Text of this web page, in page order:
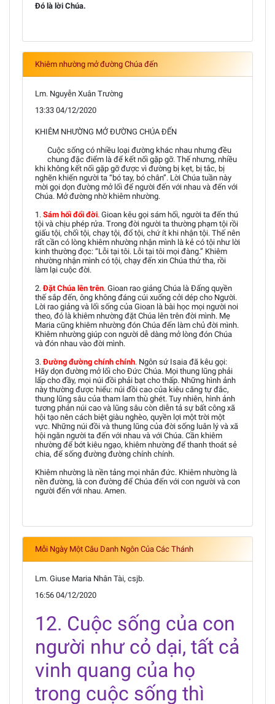
Đó là lời Chúa.
Khiêm nhường mở đường Chúa đến
Lm. Nguyễn Xuân Trường
13:33 04/12/2020
KHIÊM NHƯỜNG MỞ ĐƯỜNG CHÚA ĐẾN
Cuộc sống có nhiều loại đường khác nhau nhưng đều
chung đặc điểm là để kết nối gặp gỡ. Thế nhưng, nhiều
khi không kết nối gặp gỡ được vì đường bị kẹt, bị tắc, bị
nghẽn khiến người ta “bó tay, bó chân”. Lời Chúa tuần này
mời gọi dọn đường mở lối để người đến với nhau và đến với
Chúa. Mở đường nhờ khiêm nhường.
1. Sám hối đổi đời. Gioan kêu gọi sám hối, người ta đến thú
tội và chịu phép rửa. Trong đời người ta thường phạm tội rồi
giấu tội, chối tội, chạy tội, đổ tội, chứ ít khi nhận tội. Thế nên
rất cần có lòng khiêm nhường nhận mình là kẻ có tội như lời
kinh thường đọc: “Lỗi tại tôi. Lỗi tại tôi mọi đàng.” Khiêm
nhường nhận mình có tội, chạy đến xin Chúa thứ tha, rồi
làm lại cuộc đời.
2.Đặt Chúa lên trên. Gioan rao giảng Chúa là Đấng quyền
thế sắp đến, ông không đáng cúi xuống cởi dép cho Người.
Lời rao giảng và lối sống của Gioan là bài học mọi người noi
theo, đó là khiêm nhường đặt Chúa lên trên đời mình. Mẹ
Maria cũng khiêm nhường đón Chúa đến làm chủ đời mình.
Khiêm nhường giúp con người dễ dàng mở lòng đón Chúa
và đón nhau vào đời mình.
3.Đường đường chính chính. Ngôn sứ Isaia đã kêu gọi:
Hãy dọn đường mở lối cho Đức Chúa. Mọi thung lũng phải
lấp cho đầy, mọi núi đồi phải bạt cho thấp. Những hình ảnh
này thường được hiểu: núi đồi cao của kiêu căng tự đắc,
thung lũng sâu của tham lam thù ghét. Tuy nhiên, hình ảnh
tương phản núi cao và lũng sâu còn diễn tả sự bất công xã
hội tạo nên cách biệt giàu nghèo, quyền lợi một trời một
vực. Những núi đồi và thung lũng của đời sống luân lý và xã
hội ngăn người ta đến với nhau và với Chúa. Cần khiêm
nhường để bớt kiêu ngạo, khiêm nhường để thanh thoát sẻ
chia, để sống đường đường chính chính.
Khiêm nhường là nền tảng mọi nhân đức. Khiêm nhường là
nền đường, là con đường để Chúa đến với con người và con
người đến với nhau. Amen.
Mỗi Ngày Một Câu Danh Ngôn Của Các Thánh
Lm. Giuse Maria Nhân Tài, csjb.
16:56 04/12/2020
12. Cuộc sống của con
người như cỏ dại, tất cả
vinh quang của họ
trong cuộc sống thì